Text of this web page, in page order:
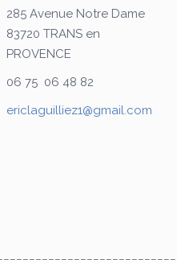
285 Avenue Notre Dame
83720 TRANS en
PROVENCE
06 75 06 48 82
ericlaguilliez1@gmail.com